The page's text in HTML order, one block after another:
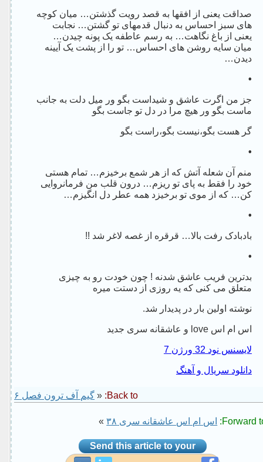
صداقت یعنی از افقها به قصد رویت گذشتن… میان کوچه
های سبز احساس به دنبال قدمهای تو گشتن… نجابت
یعنی از باغ نگاهت… به رسم عاطفه یک پونه چیدن…
میان سایه روشن های احساس… تو را از پشت یک آیینه
دیدن…
•
جز من اگرت عاشق و شیداست بگو ور میل دلت به جانب
ماست بگو ور هیچ مرا در دل تو جاست بگو
گر هست بگو،نیست بگو،راست بگو
•
منم آن شعله آتش که از هر شمع برخیزم… تمام هستی
خود را فقط به پای تو ریزم… درون قلب من فرمانروایی
کن… که از موی تو برخیزد همه عطر دل انگیزم…
•
بادبادک رفت بالا… قرقره از غصه لاغر شد !!
•
بدترین فریب عاشق شدنه ! چون خودت رو به چیزی
متعلق می کنی که یه روزی از دستت میره
نوشته اولین بار در پدیدار شد.
اس ام اس love و عاشقانه سری جدید
لایسنس نود 32 ورژن 7
دانلود سریال و آهنگ
Back to:
« گیم آف ترون فصل ۶
Forward اس ام اس عاشقانه سری ۳۸ »
Send this article to your